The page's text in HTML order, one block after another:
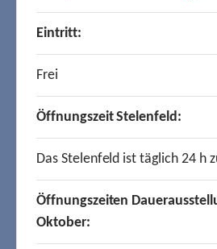
Eintritt:
Frei
Öffnungszeit Stelenfeld:
Das Stelenfeld ist täglich 24 h
Öffnungszeiten
Oktober: